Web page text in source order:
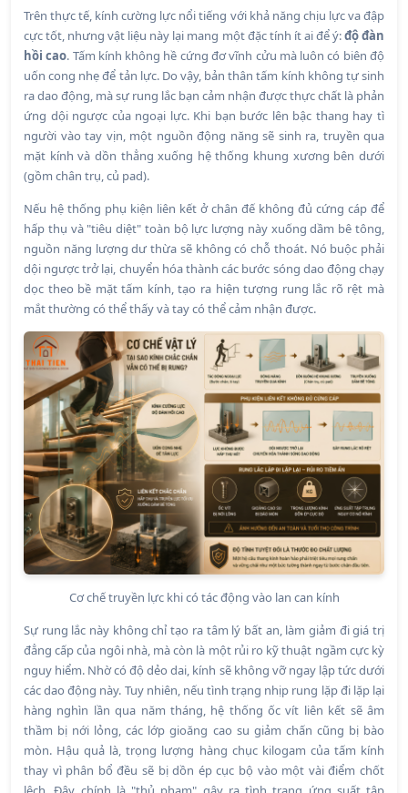
Trên thực tế, kính cường lực nổi tiếng với khả năng chịu lực va đập
cực tốt, nhưng vật liệu này lại mang một đặc tính ít ai để ý:độ đàn
hồi cao. Tấm kính không hề cứng đơ vĩnh cửu mà luôn có biên độ
uốn cong nhẹ để tản lực. Do vậy, bản thân tấm kính không tự sinh
ra dao động, mà sự rung lắc bạn cảm nhận được thực chất là phản
ứng dội ngược của ngoại lực. Khi bạn bước lên bậc thang hay tì
người vào tay vịn, một nguồn động năng sẽ sinh ra, truyền qua
mặt kính và dồn thẳng xuống hệ thống khung xương bên dưới
(gồm chân trụ, củ pad).
Nếu hệ thống phụ kiện liên kết ở chân đế không đủ cứng cáp để
hấp thụ và "tiêu diệt" toàn bộ lực lượng này xuống dầm bê tông,
nguồn năng lượng dư thừa sẽ không có chỗ thoát. Nó buộc phải
dội ngược trở lại, chuyển hóa thành các bước sóng dao động chạy
dọc theo bề mặt tấm kính, tạo ra hiện tượng rung lắc rõ rệt mà
mắt thường có thể thấy và tay có thể cảm nhận được.
Cơ chế truyền lực khi có tác động vào lan can kính
Sự rung lắc này không chỉ tạo ra tâm lý bất an, làm giảm đi giá trị
đẳng cấp của ngôi nhà, mà còn là một rủi ro kỹ thuật ngầm cực kỳ
nguy hiểm. Nhờ có độ dẻo dai, kính sẽ không vỡ ngay lập tức dưới
các dao động này. Tuy nhiên, nếu tình trạng nhịp rung lặp đi lặp lại
hàng nghìn lần qua năm tháng, hệ thống ốc vít liên kết sẽ âm
thầm bị nới lỏng, các lớp gioăng cao su giảm chấn cũng bị bào
mòn. Hậu quả là, trọng lượng hàng chục kilogam của tấm kính
thay vì phân bổ đều sẽ bị dồn ép cục bộ vào một vài điểm chốt